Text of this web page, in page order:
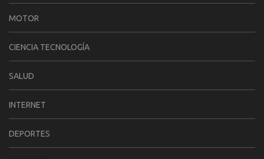
MOTOR
CIENCIA TECNOLOGÍA
SALUD
INTERNET
DEPORTES